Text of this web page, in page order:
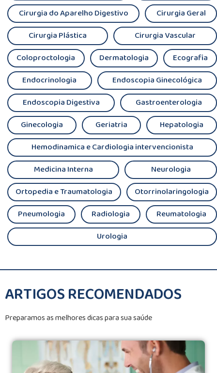
Cirurgia do Aparelho Digestivo
Cirurgia Geral
Cirurgia Plástica
Cirurgia Vascular
Coloproctologia
Dermatologia
Ecografia
Endocrinologia
Endoscopia Ginecológica
Endoscopia Digestiva
Gastroenterologia
Ginecologia
Geriatria
Hepatologia
Hemodinamica e Cardiologia intervencionista
Medicina Interna
Neurologia
Ortopedia e Traumatologia
Otorrinolaringologia
Pneumologia
Radiologia
Reumatologia
Urologia
ARTIGOS RECOMENDADOS
Preparamos as melhores dicas para sua saúde